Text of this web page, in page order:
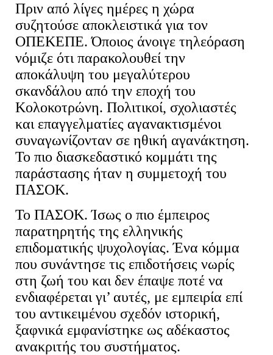
Πριν από λίγες ημέρες η χώρα
συζητούσε αποκλειστικά για τον
ΟΠΕΚΕΠΕ. Όποιος άνοιγε τηλεόραση
νόμιζε ότι παρακολουθεί την
αποκάλυψη του μεγαλύτερου
σκανδάλου από την εποχή του
Κολοκοτρώνη. Πολιτικοί, σχολιαστές
και επαγγελματίες αγανακτισμένοι
συναγωνίζονταν σε ηθική αγανάκτηση.
Το πιο διασκεδαστικό κομμάτι της
παράστασης ήταν η συμμετοχή του
ΠΑΣΟΚ.
Το ΠΑΣΟΚ. Ίσως ο πιο έμπειρος
παρατηρητής της ελληνικής
επιδοματικής ψυχολογίας. Ένα κόμμα
που συνάντησε τις επιδοτήσεις νωρίς
στη ζωή του και δεν έπαψε ποτέ να
ενδιαφέρεται γι’ αυτές, με εμπειρία επί
του αντικειμένου σχεδόν ιστορική,
ξαφνικά εμφανίστηκε ως αδέκαστος
ανακριτής του συστήματος.